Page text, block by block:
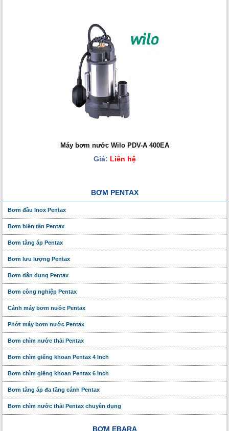
Máy bơm nước Wilo PDV-A 400EA
Giá: Liên hệ
BƠM PENTAX
Bơm đầu Inox Pentax
Bơm biến tần Pentax
Bơm tăng áp Pentax
Bơm lưu lượng Pentax
Bơm dân dụng Pentax
Bơm công nghiệp Pentax
Cánh máy bơm nước Pentax
Phớt máy bơm nước Pentax
Bơm chìm nước thải Pentax
Bơm chìm giếng khoan Pentax 4 Inch
Bơm chìm giếng khoan Pentax 6 Inch
Bơm tăng áp đa tầng cánh Pentax
Bơm chìm nước thải Pentax chuyên dụng
BƠM EBARA